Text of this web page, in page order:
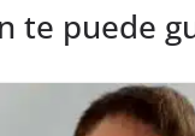
te puede